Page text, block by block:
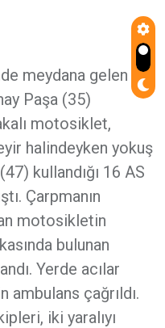
meydana gelen
Paşa (35)
motosiklet,
halindeyken yokuş
kullandığı 16 AS
Çarpmanın
motosikletin
bulunan
Yerde acılar
ambulans çağrıldı.
iki yaralıyı